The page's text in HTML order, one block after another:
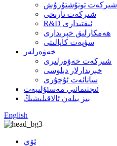
شىركەت تونۇشتۇرۇش
شىركەت تارىخى
R&D ئىقتىدارى
ھەمكارلىق خېرىدارى
سۈپەت كاپالىتى
خەۋەرلەر
شىركەت خەۋەرلىرى
خېرىدارلار دېلوسى
سانائەت ئۇچۇرى
ئىجتىمائىي مەسئۇلىيەت
بىز بىلەن ئالاقىلىشىڭ
English
ئۆي